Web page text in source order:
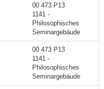
00 473 P13
1141 -
Philosophisches
Seminargebäude
00 473 P13
1141 -
Philosophisches
Seminargebäude